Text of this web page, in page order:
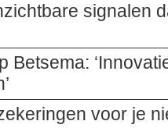
signalen
Betsema:
voor je